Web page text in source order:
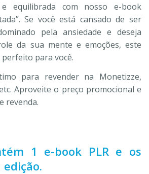
equilibrada com nosso e-book
Se você está cansado de ser
pela ansiedade e deseja
da sua mente e emoções, este
para você.
para revender na Monetizze,
Aproveite o preço promocional e
revenda.
1 e-book PLR e os